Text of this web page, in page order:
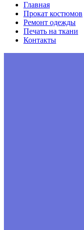
Главная
Прокат костюмов
Ремонт одежды
Печать на ткани
Контакты